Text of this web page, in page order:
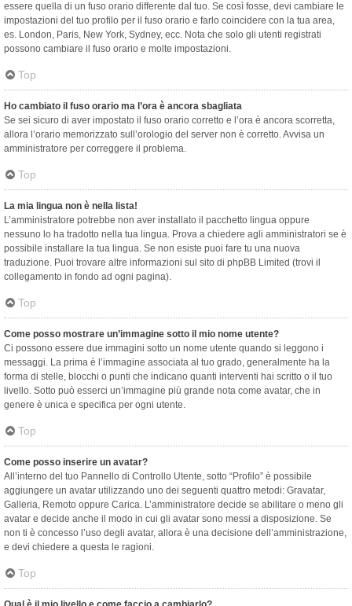
essere quella di un fuso orario differente dal tuo. Se così fosse, devi cambiare le
impostazioni del tuo profilo per il fuso orario e farlo coincidere con la tua area,
es. London, Paris, New York, Sydney, ecc. Nota che solo gli utenti registrati
possono cambiare il fuso orario e molte impostazioni.
Top
Ho cambiato il fuso orario ma l’ora è ancora sbagliata
Se sei sicuro di aver impostato il fuso orario corretto e l’ora è ancora scorretta,
allora l’orario memorizzato sull’orologio del server non è corretto. Avvisa un
amministratore per correggere il problema.
Top
La mia lingua non è nella lista!
L’amministratore potrebbe non aver installato il pacchetto lingua oppure
nessuno lo ha tradotto nella tua lingua. Prova a chiedere agli amministratori se è
possibile installare la tua lingua. Se non esiste puoi fare tu una nuova
traduzione. Puoi trovare altre informazioni sul sito di phpBB Limited (trovi il
collegamento in fondo ad ogni pagina).
Top
Come posso mostrare un’immagine sotto il mio nome utente?
Ci possono essere due immagini sotto un nome utente quando si leggono i
messaggi. La prima è l’immagine associata al tuo grado, generalmente ha la
forma di stelle, blocchi o punti che indicano quanti interventi hai scritto o il tuo
livello. Sotto può esserci un’immagine più grande nota come avatar, che in
genere è unica e specifica per ogni utente.
Top
Come posso inserire un avatar?
All’interno del tuo Pannello di Controllo Utente, sotto “Profilo” è possibile
aggiungere un avatar utilizzando uno dei seguenti quattro metodi: Gravatar,
Galleria, Remoto oppure Carica. L’amministratore decide se abilitare o meno gli
avatar e decide anche il modo in cui gli avatar sono messi a disposizione. Se
non ti è concesso l’uso degli avatar, allora è una decisione dell’amministrazione,
e devi chiedere a questa le ragioni.
Top